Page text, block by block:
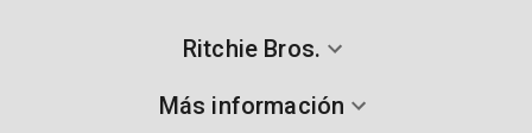
Ritchie Bros.
Más información